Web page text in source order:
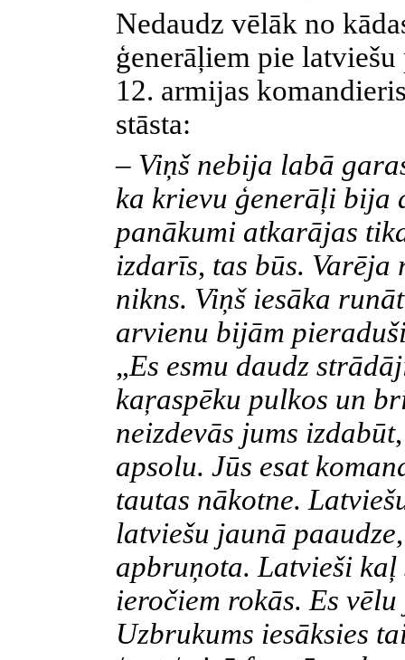
Nedaudz vēlāk no
ģenerāļiem pie
12. armijas
stāsta:
– Viņš nebija labā
ka krievu ģenerāļi bija
panākumi atkarājas
izdarīs, tas būs. Varēja
nikns. Viņš iesāka
arvienu bijām
„Es esmu daudz
kaŗaspēku pulkos un
neizdevās jums izdabūt,
apsolu. Jūs esat
tautas nākotne.
latviešu jaunā paaudze,
apbruņota. Latvieši
ieročiem rokās. Es
Uzbrukums iesāksies